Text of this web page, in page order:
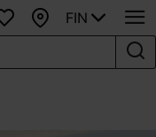
SuosikitKartta
FIN